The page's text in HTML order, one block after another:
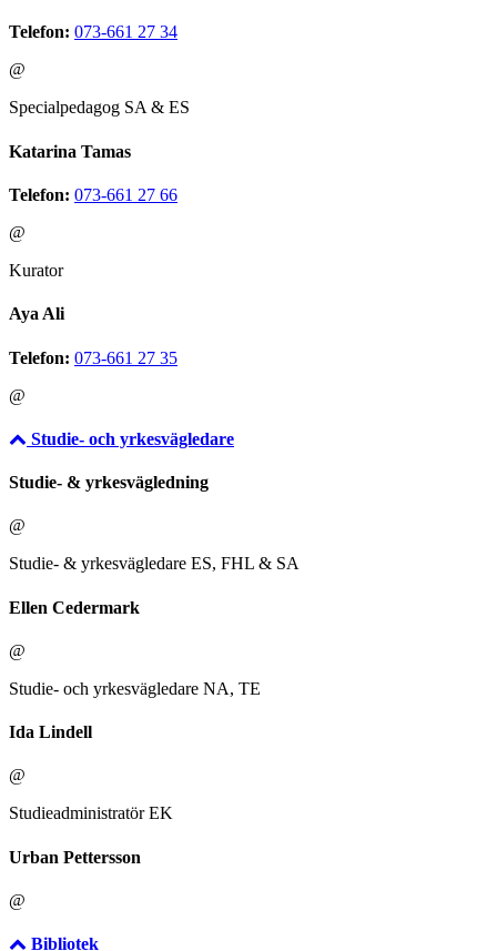
Telefon: 073-661 27 34
@
Specialpedagog SA & ES
Katarina Tamas
Telefon: 073-661 27 66
@
Kurator
Aya Ali
Telefon: 073-661 27 35
@
Studie- och yrkesvägledare
Studie- & yrkesvägledning
@
Studie- & yrkesvägledare ES, FHL & SA
Ellen Cedermark
@
Studie- och yrkesvägledare NA, TE
Ida Lindell
@
Studieadministratör EK
Urban Pettersson
@
Bibliotek